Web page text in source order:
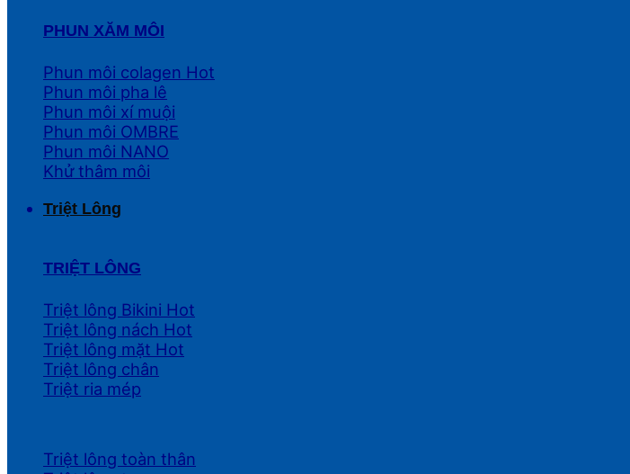
PHUN XĂM MÔI
Phun môi colagen
Phun môi pha lê
Phun môi xí muội
Phun môi OMBRE
Phun môi NANO
Khử thâm môi
Triệt Lông
TRIỆT LÔNG
Triệt lông Bikini
Triệt lông nách
Triệt lông mặt
Triệt lông chân
Triệt ria mép
Triệt lông toàn thân